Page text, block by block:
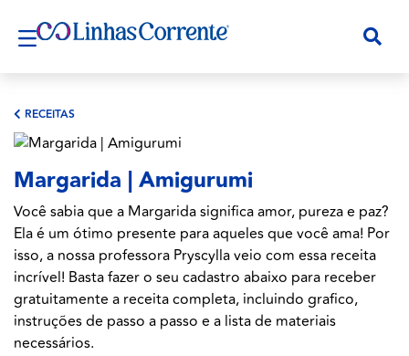
RECEITAS
Margarida | Amigurumi
Você sabia que a Margarida significa amor, pureza e paz?
Ela é um ótimo presente para aqueles que você ama! Por
isso, a nossa professora Pryscylla veio com essa receita
incrível! Basta fazer o seu cadastro abaixo para receber
gratuitamente a receita completa, incluindo grafico,
instruções de passo a passo e a lista de materiais
necessários.